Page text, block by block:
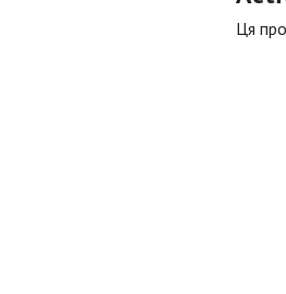
Ця